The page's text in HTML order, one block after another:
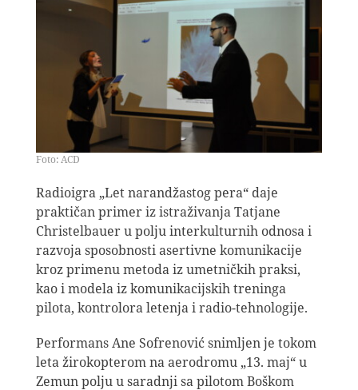
Foto: ACD
Radioigra „Let narandžastog pera“ daje
praktičan primer iz istraživanja Tatjane
Christelbauer u polju interkulturnih odnosa i
razvoja sposobnosti asertivne komunikacije
kroz primenu metoda iz umetničkih praksi,
kao i modela iz komunikacijskih treninga
pilota, kontrolora letenja i radio-tehnologije.
Performans Ane Sofrenović snimljen je tokom
leta žirokopterom na aerodromu „13. maj“ u
Zemun polju u saradnji sa pilotom Boškom